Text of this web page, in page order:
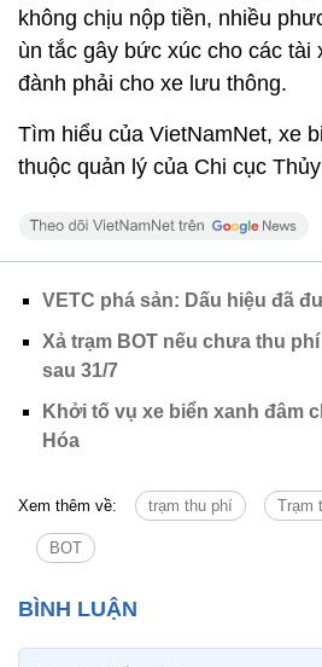
không chịu nộp tiền, nhiều
ùn tắc gây bức xúc cho các tài
đành phải cho xe lưu thông.
Tìm hiểu của VietNamNet, xe
thuộc quản lý của Chi cục
VETC phá sản: Dấu hiệu đã
Xả trạm BOT nếu chưa thu
sau 31/7
Khởi tố vụ xe biển xanh đâm
Hóa
Xem thêm về: trạm thu phí Trạm
BOT